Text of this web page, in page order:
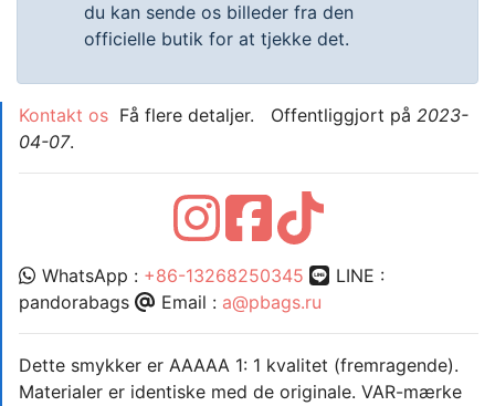
du kan sende os billeder fra den
officielle butik for at tjekke det.
Kontakt os Få flere detaljer. Offentliggjort på 2023-
04-07.
WhatsApp : +86-13268250345
LINE :
pandorabags
Email : a@pbags.ru
Dette smykker er AAAAA 1: 1 kvalitet (fremragende).
Materialer er identiske med de originale. VAR-mærke